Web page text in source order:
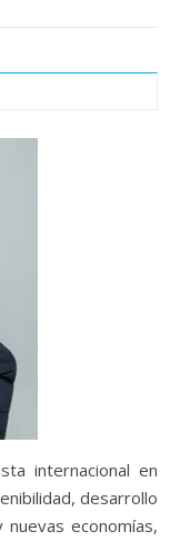
internacional en
desarrollo
economías,